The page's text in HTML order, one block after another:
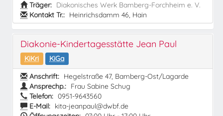
Träger: Diakonisches Werk Bamberg-Forchheim e. V.
Kontakt Tr.: Heinrichsdamm 46, Hain
Diakonie-Kindertagesstätte Jean Paul
KiKri
KiGa
Anschrift: Hegelstraße 47, Bamberg-Ost/Lagarde
Ansprechp.: Frau Sabine Schug
Telefon: 0951-9643560
E-Mail: kita-jeanpaul@dwbf.de